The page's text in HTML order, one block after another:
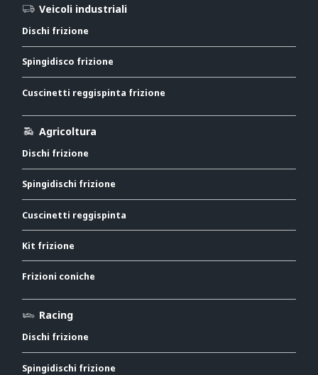
Veicoli industriali
Dischi frizione
Spingidisco frizione
Cuscinetti reggispinta frizione
Agricoltura
Dischi frizione
Spingidischi frizione
Cuscinetti reggispinta
Kit frizione
Frizioni coniche
Racing
Dischi frizione
Spingidischi frizione